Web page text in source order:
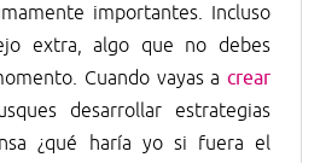
importantes. Incluso
extra, algo que no debes
Cuando vayas a crear
desarrollar estrategias
¿qué haría yo si fuera el